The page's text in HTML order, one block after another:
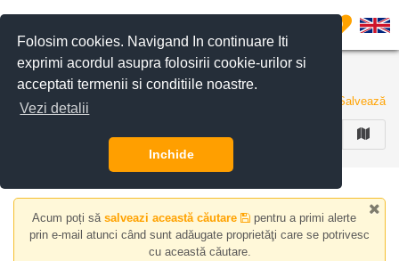
Folosim cookies. Navigand In continuare Iti
exprimi acordul asupra folosirii cookie-urilor si
acceptati termenii si conditiile noastre.
Vezi detalii
Inchide
0
Apartamente de inchiriat zona Salajan
0 anunturi Salvează
FILTREAZA
Acum poți să salveazi această căutare
pentru a primi alerte
prin e-mail atunci când sunt adăugate proprietăţi care se potrivesc
cu această căutare.